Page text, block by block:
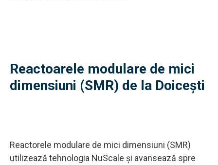
Reactoarele modulare de mici
dimensiuni (SMR) de la Doicești
Reactorele modulare de mici dimensiuni (SMR)
utilizează tehnologia NuScale și avansează spre